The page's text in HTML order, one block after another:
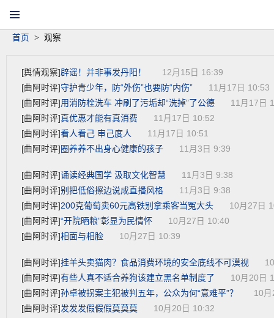
丹阳新闻网首页
首页 > 观察
[舆情观察]辟谣！并非事发丹阳！
12月15日 16:39
[曲阿时评]守护青少年，防“外伤”也要防“内伤”
11月17日 10:53
[曲阿时评] 用消防栓洗车 冲刷了污垢却“洗掉”了公德
11月17日
[曲阿时评]真优惠才能有真消费
11月17日 10:52
[曲阿时评]看人看己 审己度人
11月17日 10:51
[曲阿时评] 圈养养不出身心健康的孩子 11月3日 9:39
[曲阿时评]诵读经典国学 汲取文化智慧
11月3日 9:38
[曲阿时评]别把低俗擦边说成直播风格
11月3日 9:38
[曲阿时评] 200克葡萄卖60元高铁别拿乘客当冤大头
10月27日
[曲阿时评]“开院晒粮”彰显为民情怀
10月27日 10:40
[曲阿时评]相面与相脸 10月27日 10:39
[曲阿时评]挂羊头卖猫肉？食品消费环境的安全底线不可漠视
[曲阿时评]有些人真不适合养狗该建立黑名单制度了
10月20日
[曲阿时评]孙卓被拐案主犯被判五年，公众为何“意难平”？
10
[曲阿时评] 发发发假假假莫莫莫
10月20日 10:32